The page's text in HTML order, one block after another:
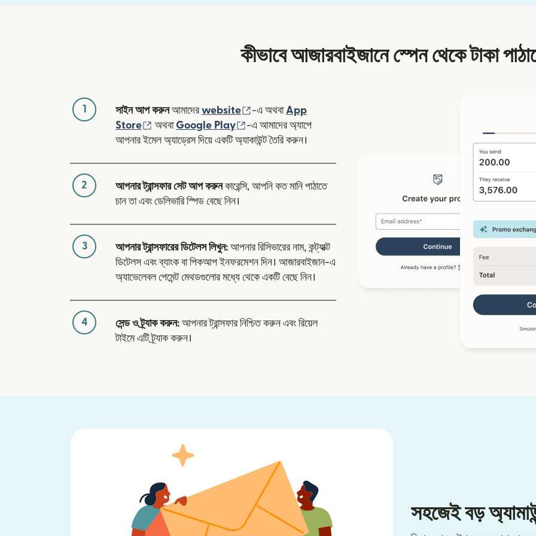
কীভাবে আজারবাইজানে স্পেন থেকে টাকা
1 সাইন আপ করুনআমাদেরwebsite (নতুন উইন্ডোতে খুলবে)
-এ অথবা App
Store
(নতুন উইন্ডোতে খুলবে)
অথবা Google Play (নতুন উইন্ডোতে খুলবে)
-এ আমাদের অ্যাপে
আপনার ইমেল অ্যাড্রেস দিয়ে একটি অ্যাকাউন্ট তৈরি করুন।
2 আপনার ট্রান্সফার সেট আপ করুনকারেন্সি, আপনি কত মানি পাঠাতে
চান তা এবং ডেলিভারি স্পিড বেছে নিন।
3 আপনার ট্রান্সফারের ডিটেলস লিখুন: আপনার রিসিভারের নাম, কন্ট্যাক্ট
ডিটেলস এবং ব্যাংক বা পিকআপ ইনফরমেশন দিন। আজারবাইজান-এ
অ্যাভেলেবল পেমেন্ট মেথডগুলোর মধ্যে থেকে একটি বেছে নিন।
4 সেন্ড ও ট্র্যাক করুন: আপনার ট্রান্সফার নিশ্চিত করুন এবং রিয়েল
টাইমে এটি ট্র্যাক করুন।
সহজেই বড়